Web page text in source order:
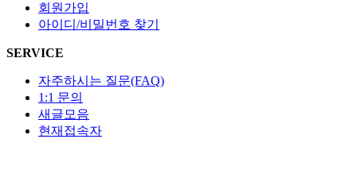
회원가입
아이디/비밀번호 찾기
SERVICE
자주하시는 질문(FAQ)
1:1 문의
새글모음
현재접속자